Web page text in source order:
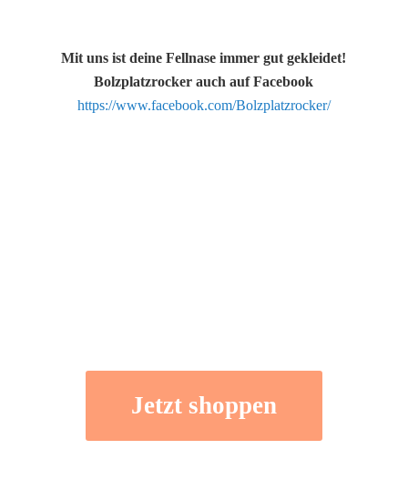
Mit uns ist deine Fellnase immer gut gekleidet!
Bolzplatzrocker auch auf Facebook
https://www.facebook.com/Bolzplatzrocker/
Jetzt shoppen